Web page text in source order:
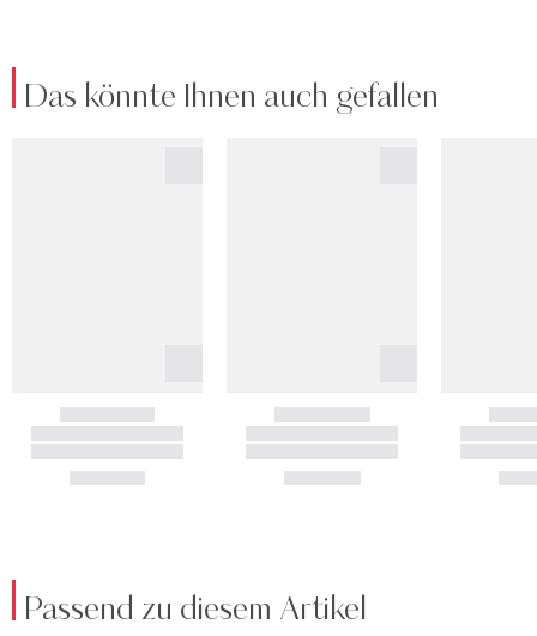
Das könnte Ihnen auch gefallen
Passend zu diesem Artikel